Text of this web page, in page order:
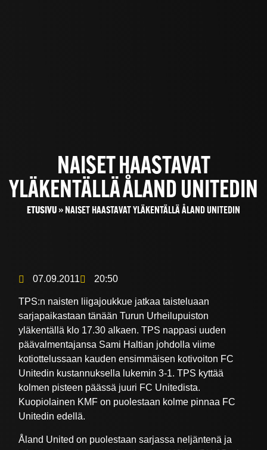
NAISET HAASTAVAT
YLÄKENTÄLLÄ ÅLAND UNITEDIN
ETUSIVU» NAISET HAASTAVAT YLÄKENTÄLLÄ ÅLAND UNITEDIN
07.09.2011 20:50
TPS:n naisten liigajoukkue jatkaa taisteluaan
sarjapaikastaan tänään Turun Urheilupuiston
yläkentällä klo 17.30 alkaen. TPS nappasi uuden
päävalmentajansa Sami Haltian johdolla viime
kotiottelussaan kauden ensimmäisen kotivoiton FC
Unitedin kustannuksella lukemin 3-1. TPS kyttää
kolmen pisteen päässä juuri FC Unitedista.
Kuopiolainen KMF on puolestaan kolme pinnaa FC
Unitedin edellä.
Åland United on puolestaan sarjassa neljäntenä ja